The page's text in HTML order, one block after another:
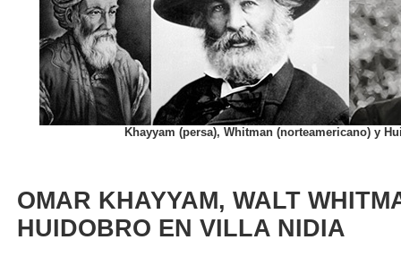
Khayyam (persa), Whitman (norteamericano) y
OMAR KHAYYAM, WALT
HUIDOBRO EN VILLA NIDIA